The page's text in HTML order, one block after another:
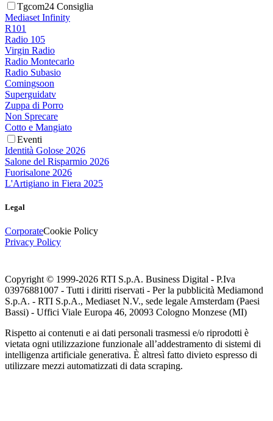
Tgcom24 Consiglia
Mediaset Infinity
R101
Radio 105
Virgin Radio
Radio Montecarlo
Radio Subasio
Comingsoon
Superguidatv
Zuppa di Porro
Non Sprecare
Cotto e Mangiato
Eventi
Identità Golose 2026
Salone del Risparmio 2026
Fuorisalone 2026
L'Artigiano in Fiera 2025
Legal
CorporateCookie Policy
Privacy Policy
Copyright © 1999-2026 RTI S.p.A. Business Digital - P.Iva
03976881007 - Tutti i diritti riservati - Per la pubblicità Mediamond
S.p.A. - RTI S.p.A., Mediaset N.V., sede legale Amsterdam (Paesi
Bassi) - Uffici Viale Europa 46, 20093 Cologno Monzese (MI)
Rispetto ai contenuti e ai dati personali trasmessi e/o riprodotti è
vietata ogni utilizzazione funzionale all’addestramento di sistemi di
intelligenza artificiale generativa. È altresì fatto divieto espresso di
utilizzare mezzi automatizzati di data scraping.